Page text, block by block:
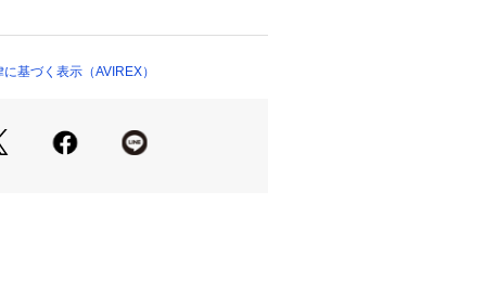
プ）
基づく表示（AVIREX）